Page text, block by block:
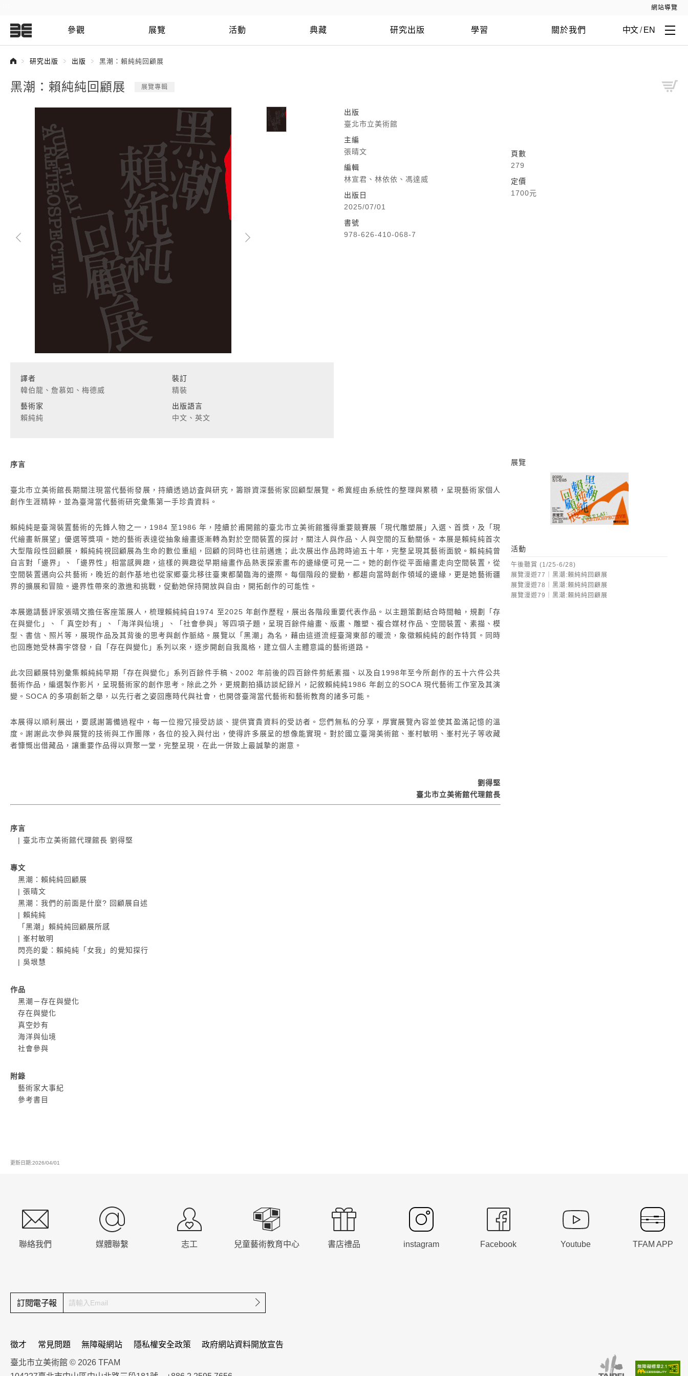
網站導覽
參觀 展覽 活動 典藏 研究出版 學習 關於我們 中文 / EN
研究出版 出版 黑潮：賴純純回顧展
黑潮：賴純純回顧展 展覽專輯
出版
臺北市立美術館
主編
張晴文
編輯
林宣君、林依依、馮達威
出版日
2025/07/01
書號
978-626-410-068-7
頁數
279
定價
1700元
譯者
韓伯龍、詹慕如、梅德威
藝術家
賴純純
裝訂
精裝
出版語言
中文、英文
序言
臺北市立美術館長期關注現當代藝術發展，持續透過訪査與研究，籌辦資深藝術家回顧型展覽。希冀經由系統性的整理與累積，呈現藝術家個人
創作生涯精粹，並為臺灣當代藝術研究彙集第一手珍貴資料。
賴純純是臺灣裝置藝術的先鋒人物之一，1984 至1986 年，陸續於甫開館的臺北市立美術館獲得重要競賽展「現代雕塑展」入選、首獎，及「現
代繪畫新展望」優選等獎項。她的藝術表達從抽象繪畫逐漸轉為對於空間裝置的探討，關注人與作品、人與空間的互動關係。本展是賴純純首次
大型階段性回顧展，賴純純視回顧展為生命的數位重組，回顧的同時也往前邁進；此次展出作品跨時逾五十年，完整呈現其藝術面貌。賴純純曾
自言對「邊界」、「邊界性」相當感興趣，這樣的興趣從早期繪畫作品熱衷探索畫布的邊緣便可見一二。她的創作從平面繪畫走向空間裝置，從
空間裝置邁向公共藝術，晚近的創作基地也從家郷臺北移往臺東都蘭臨海的邊際。每個階段的變動，都趨向當時創作領域的邊緣，更是她藝術疆
界的擴展和冒險。邊界性帶來的激進和挑戰，促動她保持開放與自由，開拓創作的可能性。
本展邀請藝評家張晴文擔任客座策展人，梳理賴純純自1974 至2025 年創作歷程，展出各階段重要代表作品。以主題策劃結合時間軸，規劃「存
在與變化」、「 真空妙有」、「海洋與仙境」、「社會參與」等四項子題，呈現百餘件繪畫、版畫、雕塑、複合媒材作品、空間裝置、素描、模
型、書信、照片等，展現作品及其背後的思考與創作脈絡。展覽以「黑潮」為名，藉由這道流經臺灣東部的暖流，象徵賴純純的創作特質。同時
也回應她受林壽宇啓發，自「存在與變化」系列以來，逐步開創自我風格，建立個人主體意識的藝術道路。
此次回顧展特別彙集賴純純早期「存在與變化」系列百餘件手稿、2002 年前後的四百餘件剪紙素描、以及自1998年至今所創作的五十六件公共
藝術作品，編選製作影片，呈現藝術家的創作思考。除此之外，更規劃拍攝訪談紀錄片，記敘賴純純1986 年創立的SOCA 現代藝術工作室及其演
變。SOCA 的多項創新之舉，以先行者之姿回應時代與社會，也開啓臺灣當代藝術和藝術教育的諸多可能。
本展得以順利展出，要感謝籌備過程中，每一位撥冗接受訪談、提供寶貴資料的受訪者。您們無私的分享，厚實展覽內容並使其盈滿記憶的溫
度。謝謝此次參與展覽的技術與工作團隊，各位的投入與付出，使得許多展呈的想像能實現。對於國立臺灣美術館、峯村敏明、峯村光子等收藏
者慷慨出借藏品，讓重要作品得以齊聚一堂，完整呈現，在此一併致上最誠摯的謝意。
劉得堅
臺北市立美術館代理館長
序言
| 臺北市立美術館代理館長 劉得堅
專文
黑潮：賴純純回顧展
| 張晴文
黑潮：我們的前面是什麼? 回顧展自述
| 賴純純
「黑潮」賴純純回顧展所感
| 峯村敏明
閃亮的愛：賴純純「女我」的覺知探行
| 吳垠慧
作品
黑潮－存在與變化
存在與變化
真空妙有
海洋與仙境
社會參與
附錄
藝術家大事紀
參考書目
展覽
活動
午後聽賞 (1/25-6/28)
展覽漫遊77｜黑潮:賴純純回顧展
展覽漫遊78｜黑潮:賴純純回顧展
展覽漫遊79｜黑潮:賴純純回顧展
更新日期:2026/04/01
聯絡我們 媒體聯繫 志工 兒童藝術教育中心 書店禮品 instagram Facebook Youtube TFAM APP
訂閱電子報 確定送出
徵才 常見問題 無障礙網站 隱私權安全政策 政府網站資料開放宣告
臺北市立美術館 © 2026 TFAM